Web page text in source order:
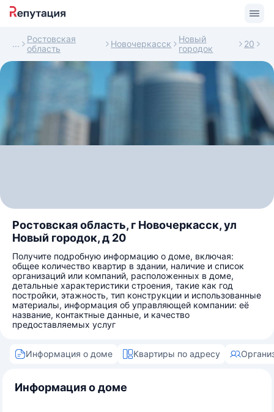
Ростовская
область
Новочеркасск
Новый
городок
20
Ростовская область, г Новочеркасск, ул
Новый городок, д 20
Получите подробную информацию о доме, включая:
общее количество квартир в здании, наличие и список
организаций или компаний, расположенных в доме,
детальные характеристики строения, такие как год
постройки, этажность, тип конструкции и использованные
материалы, информация об управляющей компании: её
название, контактные данные, и качество
предоставляемых услуг
Информация о доме Квартиры по адресу
Информация о доме